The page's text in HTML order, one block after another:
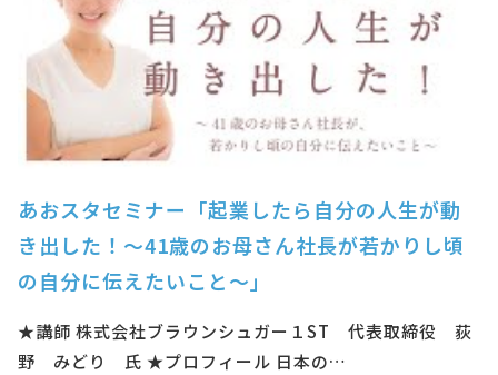
あおスタセミナー「起業したら自分の人生が動
き出した！～41歳のお母さん社長が若かりし頃
の自分に伝えたいこと～」
★講師 株式会社ブラウンシュガー１ST 代表取締役 荻
野 みどり 氏 ★プロフィール 日本の…